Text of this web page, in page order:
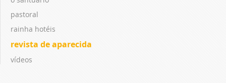
pastoral
rainha hotéis
revista de aparecida
vídeos